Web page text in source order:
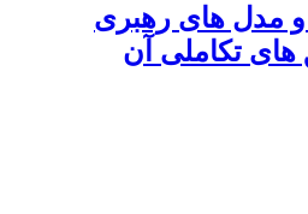
و مدل های رهبری
تکاملی آن